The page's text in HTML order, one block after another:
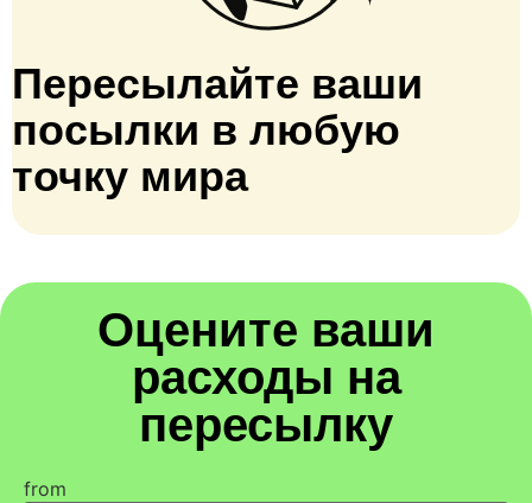
Пересылайте ваши
посылки в любую
точку мира
Оцените ваши
расходы на
пересылку
from